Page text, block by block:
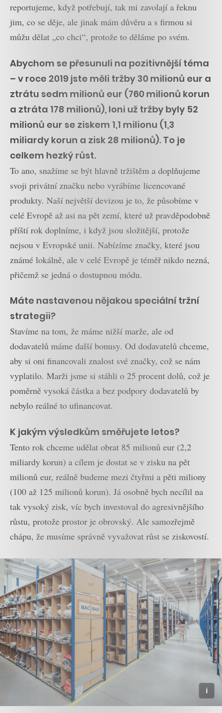
reportujeme, když potřebují, tak mi zavolají a řeknu
jim, co se děje, ale jinak mám důvěru a s firmou si
můžu dělat „co chci“, protože to děláme po svém.
Abychom se přesunuli na pozitivnější téma
– v roce 2019 jste měli tržby 30 milionů eur a
ztrátu sedm milionů eur (760 milionů korun
a ztráta 178 milionů), loni už tržby byly 52
milionů eur se ziskem 1,1 milionu (1,3
miliardy korun a zisk 28 milionů). To je
celkem hezký růst.
To ano, snažíme se být hlavně tržištěm a doplňujeme
svoji privátní značku nebo vyrábíme licencované
produkty. Naší největší devizou je to, že působíme v
celé Evropě až asi na pět zemí, které už pravděpodobně
příští rok doplníme, i když jsou složitější, protože
nejsou v Evropské unii. Nabízíme značky, které jsou
známé lokálně, ale v celé Evropě je téměř nikdo nezná,
přičemž se jedná o dostupnou módu.
Máte nastavenou nějakou speciální tržní
strategii?
Stavíme na tom, že máme nižší marže, ale od
dodavatelů máme další bonusy. Od dodavatelů chceme,
aby si oni financovali znalost své značky, což se nám
vyplatilo. Marži jsme si stáhli o 25 procent dolů, což je
poměrně vysoká částka a bez podpory dodavatelů by
nebylo reálné to ufinancovat.
K jakým výsledkům směřujete letos?
Tento rok chceme udělat obrat 85 milionů eur (2,2
miliardy korun) a cílem je dostat se v zisku na pět
milionů eur, reálně budeme mezi čtyřmi a pěti miliony
(100 až 125 milionů korun). Já osobně bych necílil na
tak vysoký zisk, víc bych investoval do agresivnějšího
růstu, protože prostor je obrovský. Ale samozřejmě
chápu, že musíme správně vyvažovat růst se ziskovostí.